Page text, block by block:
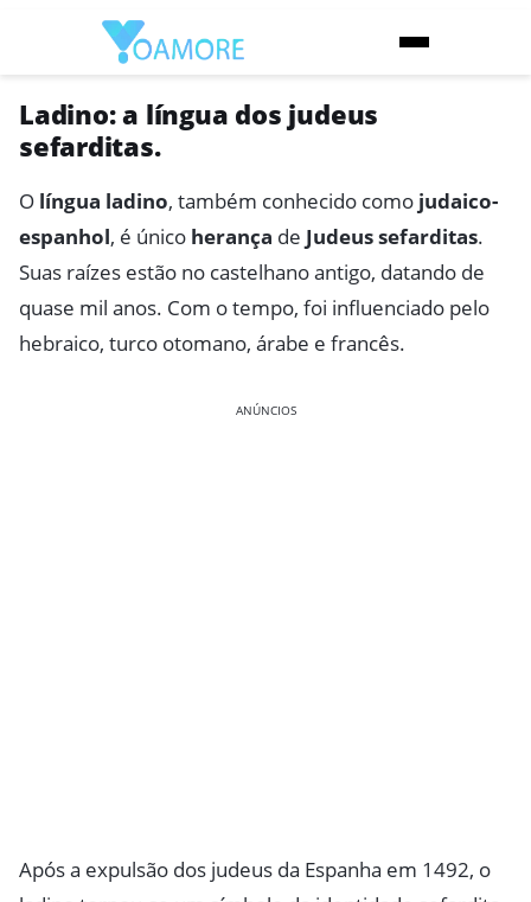
Ladino: a língua dos judeus
sefarditas.
O língua ladino, também conhecido como judaico-
espanhol, é único herança de Judeus sefarditas.
Suas raízes estão no castelhano antigo, datando de
quase mil anos. Com o tempo, foi influenciado pelo
hebraico, turco otomano, árabe e francês.
ANÚNCIOS
Após a expulsão dos judeus da Espanha em 1492, o